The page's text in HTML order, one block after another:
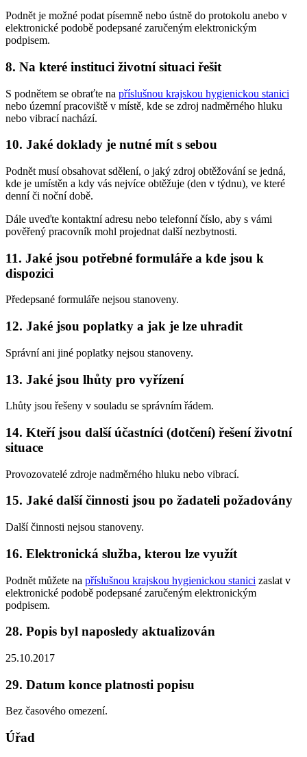
Podnět je možné podat písemně nebo ústně do protokolu anebo v
elektronické podobě podepsané zaručeným elektronickým
podpisem.
8. Na které instituci životní situaci řešit
S podnětem se obraťte na příslušnou krajskou hygienickou stanici
nebo územní pracoviště v místě, kde se zdroj nadměrného hluku
nebo vibrací nachází.
10. Jaké doklady je nutné mít s sebou
Podnět musí obsahovat sdělení, o jaký zdroj obtěžování se jedná,
kde je umístěn a kdy vás nejvíce obtěžuje (den v týdnu), ve které
denní či noční době.
Dále uveďte kontaktní adresu nebo telefonní číslo, aby s vámi
pověřený pracovník mohl projednat další nezbytnosti.
11. Jaké jsou potřebné formuláře a kde jsou k
dispozici
Předepsané formuláře nejsou stanoveny.
12. Jaké jsou poplatky a jak je lze uhradit
Správní ani jiné poplatky nejsou stanoveny.
13. Jaké jsou lhůty pro vyřízení
Lhůty jsou řešeny v souladu se správním řádem.
14. Kteří jsou další účastníci (dotčení) řešení životní
situace
Provozovatelé zdroje nadměrného hluku nebo vibrací.
15. Jaké další činnosti jsou po žadateli požadovány
Další činnosti nejsou stanoveny.
16. Elektronická služba, kterou lze využít
Podnět můžete na příslušnou krajskou hygienickou stanici zaslat v
elektronické podobě podepsané zaručeným elektronickým
podpisem.
28. Popis byl naposledy aktualizován
25.10.2017
29. Datum konce platnosti popisu
Bez časového omezení.
Úřad